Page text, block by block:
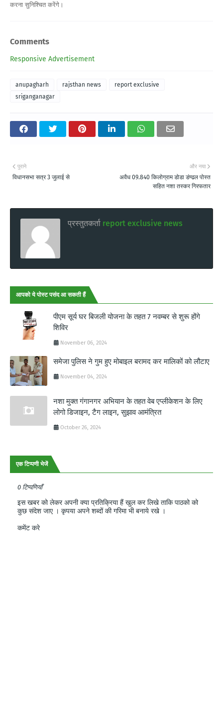
करना सुनिश्चित करेंगे।
Comments
Responsive Advertisement
anupagharh rajsthan news
report exclusive
sriganganagar
और नया
अवैध 09.840 किलोग्राम डोडा डंण्ढल पोस्त
सहित नशा तस्कर गिरफतार
पुराने
विधानसभा सत्र 3 जुलाई से
प्रस्तुतकर्ता report exclusive news
आपको ये पोस्ट पसंद आ सकती हैं
पीएम सूर्य घर बिजली योजना के तहत 7 नवम्बर से शुरू होंगे
शिविर
November 06, 2024
समेजा पुलिस ने गुम हुए मोबाइल बरामद कर मालिकों को लौटाए
November 04, 2024
नशा मुक्त गंगानगर अभियान के तहत वेब एप्लीकेशन के लिए
लोगो डिजाइन, टैग लाइन, सुझाव आमंत्रित
October 26, 2024
एक टिप्पणी भेजें
0 टिप्पणियाँ
इस खबर को लेकर अपनी क्या प्रतिक्रिया हैं खुल कर लिखे ताकि पाठको को
कुछ संदेश जाए । कृपया अपने शब्दों की गरिमा भी बनाये रखे ।
कमेंट करे